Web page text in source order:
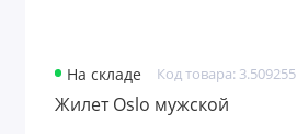
На складе Код товара: 3.509255
Жилет Oslo мужской